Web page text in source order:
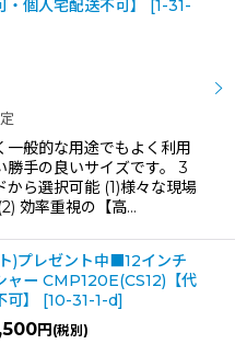
個人宅配送不可】
[1-31-
一般的な用途でもよく利用
勝手の良いサイズです。 3
から選択可能 (1)様々な現場
効率重視の【高…
)プレゼント中■12インチ
ャー CMP120E(CS12)【代
】
[10-31-1-d]
円 (税別)